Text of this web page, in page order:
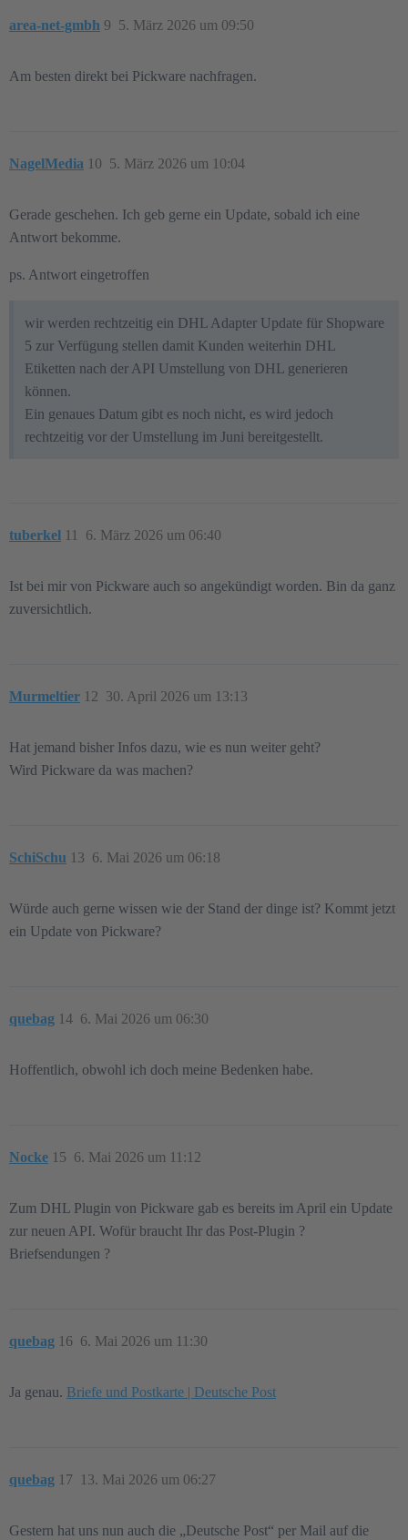
area-net-gmbh 5. März 2026 um 09:50
9
Am besten direkt bei Pickware nachfragen.
NagelMedia 5. März 2026 um 10:04
10
Gerade geschehen. Ich geb gerne ein Update, sobald ich eine
Antwort bekomme.
ps. Antwort eingetroffen
wir werden rechtzeitig ein DHL Adapter Update für Shopware
5 zur Verfügung stellen damit Kunden weiterhin DHL
Etiketten nach der API Umstellung von DHL generieren
können.
Ein genaues Datum gibt es noch nicht, es wird jedoch
rechtzeitig vor der Umstellung im Juni bereitgestellt.
tuberkel 6. März 2026 um 06:40
11
Ist bei mir von Pickware auch so angekündigt worden. Bin da ganz
zuversichtlich.
Murmeltier 30. April 2026 um 13:13
12
Hat jemand bisher Infos dazu, wie es nun weiter geht?
Wird Pickware da was machen?
SchiSchu 6. Mai 2026 um 06:18
13
Würde auch gerne wissen wie der Stand der dinge ist? Kommt jetzt
ein Update von Pickware?
quebag 6. Mai 2026 um 06:30
14
Hoffentlich, obwohl ich doch meine Bedenken habe.
Nocke 6. Mai 2026 um 11:12
15
Zum DHL Plugin von Pickware gab es bereits im April ein Update
zur neuen API. Wofür braucht Ihr das Post-Plugin ?
Briefsendungen ?
quebag 6. Mai 2026 um 11:30
16
Ja genau. Briefe und Postkarte | Deutsche Post
quebag 13. Mai 2026 um 06:27
17
Gestern hat uns nun auch die „Deutsche Post“ per Mail auf die